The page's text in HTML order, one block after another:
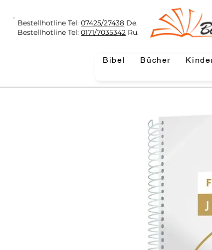
Bestellhotline Tel:07425/27438 De.
Bestellhotline Tel:0171/7035342 Ru.
Bibel Bücher